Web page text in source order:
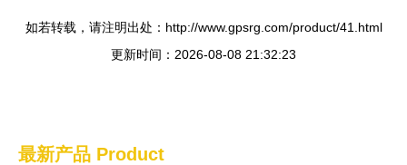
如若转载，请注明出处：http://www.gpsrg.com/product/41.html
更新时间：2026-08-08 21:32:23
最新产品 Product